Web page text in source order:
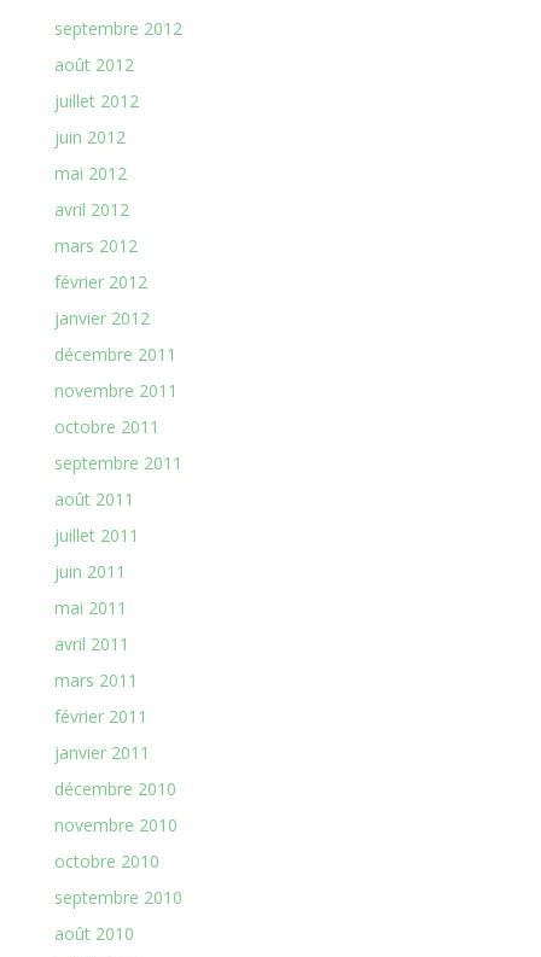
septembre 2012
août 2012
juillet 2012
juin 2012
mai 2012
avril 2012
mars 2012
février 2012
janvier 2012
décembre 2011
novembre 2011
octobre 2011
septembre 2011
août 2011
juillet 2011
juin 2011
mai 2011
avril 2011
mars 2011
février 2011
janvier 2011
décembre 2010
novembre 2010
octobre 2010
septembre 2010
août 2010